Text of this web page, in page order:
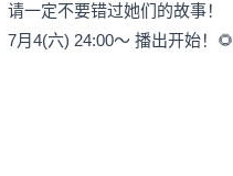
请一定不要错过她们的故事！
7月4(六) 24:00～ 播出开始！🌻